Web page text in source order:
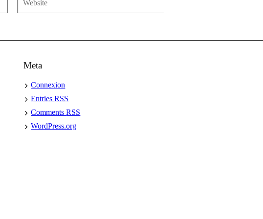
Meta
Connexion
EntriesRSS
CommentsRSS
WordPress.org